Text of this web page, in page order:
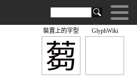
GlyphWiki
蒭
裝置上的字型